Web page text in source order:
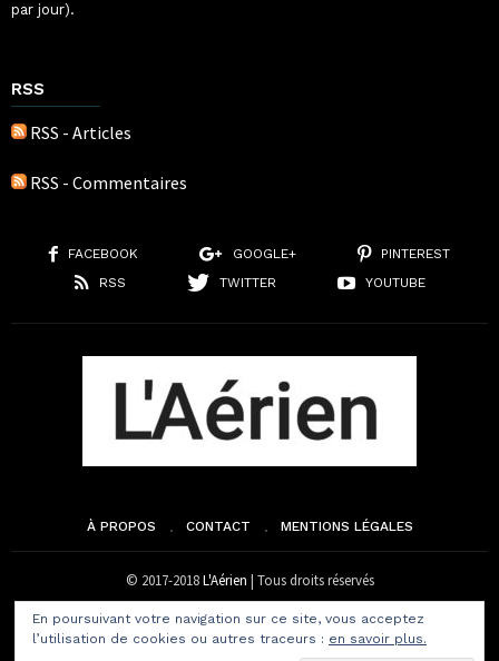
par jour).
RSS
RSS - Articles
RSS - Commentaires
FACEBOOK GOOGLE+
PINTEREST
RSS
TWITTER YOUTUBE
À PROPOS CONTACT MENTIONS LÉGALES
© 2017-2018L'Aérien | Tous droits réservés
En poursuivant votre navigation sur ce site, vous acceptez
l’utilisation de cookies ou autres traceurs : en savoir plus.